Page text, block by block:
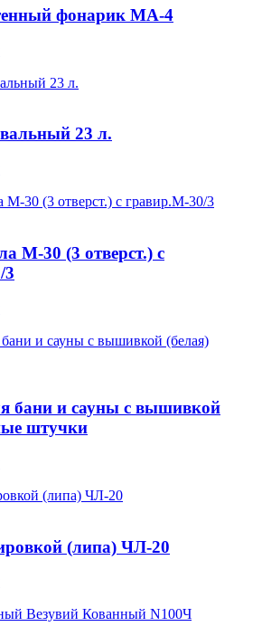
фонарик МА-4
23 л.
М-30 (3 отверст.) с
3
бани и сауны с вышивкой
штучки
(липа) ЧЛ-20